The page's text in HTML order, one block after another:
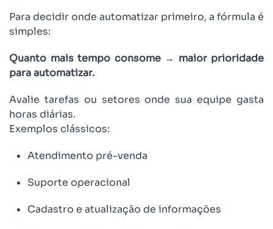
Para decidir onde automatizar primeiro, a fórmula é
simples:
Quanto mais tempo consome → maior prioridade
para automatizar.
Avalie tarefas ou setores onde sua equipe gasta
horas diárias.
Exemplos clássicos:
Atendimento pré-venda
Suporte operacional
Cadastro e atualização de informações